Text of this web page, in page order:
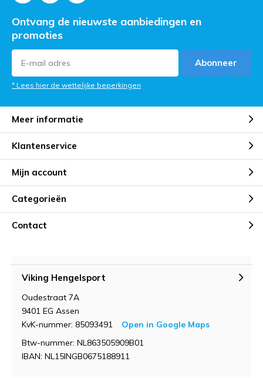
Ontvang de nieuwste aanbiedingen en
promoties
Abonneer
* Lees hier de wettelijke beperkingen
Meer informatie
Klantenservice
Mijn account
Categorieën
Contact
Viking Hengelsport
Oudestraat 7A
9401 EG Assen
KvK-nummer: 85093491
Open in Google Maps
Btw-nummer: NL863505909B01
IBAN: NL15INGB0675188911